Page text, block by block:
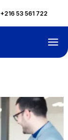
+216 53 561 722